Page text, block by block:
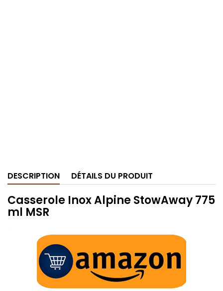
DESCRIPTION DÉTAILS DU PRODUIT
Casserole Inox Alpine StowAway 775
ml MSR
.